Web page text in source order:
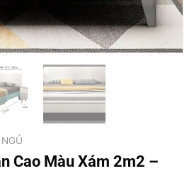
Cao Màu Xám 2m2 –